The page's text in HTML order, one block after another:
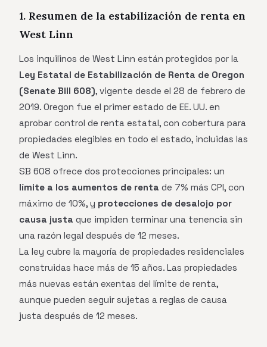
1. Resumen de la estabilización de renta en
West Linn
Los inquilinos de West Linn están protegidos por la
Ley Estatal de Estabilización de Renta de Oregon
(Senate Bill 608), vigente desde el 28 de febrero de
2019. Oregon fue el primer estado de EE. UU. en
aprobar control de renta estatal, con cobertura para
propiedades elegibles en todo el estado, incluidas las
de West Linn.
SB 608 ofrece dos protecciones principales: un
límite a los aumentos de renta de 7% más CPI, con
máximo de 10%, y protecciones de desalojo por
causa justa que impiden terminar una tenencia sin
una razón legal después de 12 meses.
La ley cubre la mayoría de propiedades residenciales
construidas hace más de 15 años. Las propiedades
más nuevas están exentas del límite de renta,
aunque pueden seguir sujetas a reglas de causa
justa después de 12 meses.